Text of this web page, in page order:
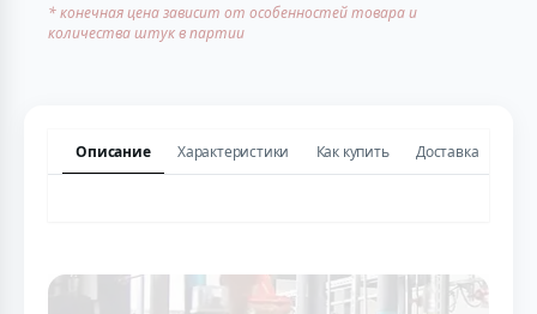
* конечная цена зависит от особенностей товара и
количества штук в партии
Описание Характеристики Как купить Доставка